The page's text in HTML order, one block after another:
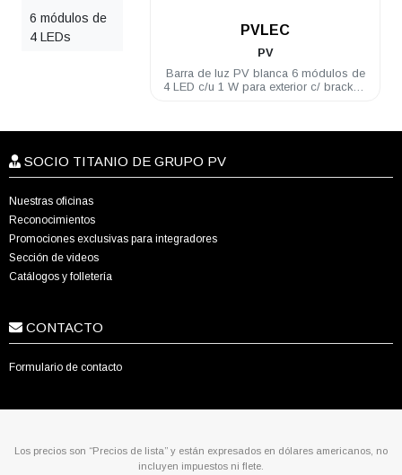
6 módulos de
4 LEDs
PVLEC
PV
Barra de luz PV blanca 6 módulos de
4 LED c/u 1 W para exterior c/ brackets
SOCIO TITANIO DE GRUPO PV
Nuestras oficinas
Reconocimientos
Promociones exclusivas para integradores
Sección de videos
Catálogos y folletería
CONTACTO
Formulario de contacto
Los precios son “Precios de lista” y están expresados en dólares americanos, no
incluyen impuestos ni flete.